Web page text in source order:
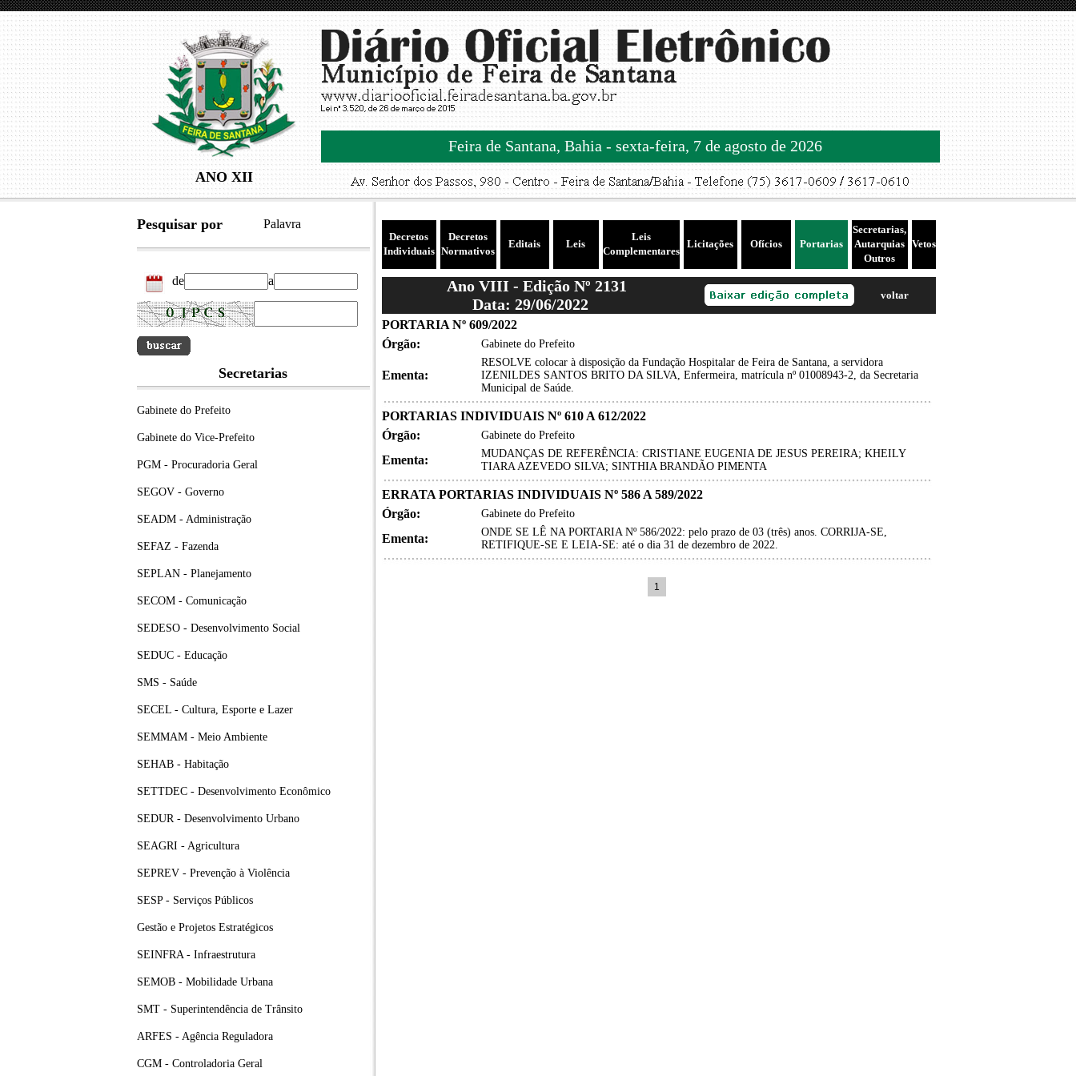
ANO XII
Feira de Santana, Bahia - sexta-feira, 7 de agosto de 2026
Pesquisar por Palavra
de a
Secretarias
Gabinete do Prefeito
Gabinete do Vice-Prefeito
PGM - Procuradoria Geral
SEGOV - Governo
SEADM - Administração
SEFAZ - Fazenda
SEPLAN - Planejamento
SECOM - Comunicação
SEDESO - Desenvolvimento Social
SEDUC - Educação
SMS - Saúde
SECEL - Cultura, Esporte e Lazer
SEMMAM - Meio Ambiente
SEHAB - Habitação
SETTDEC - Desenvolvimento Econômico
SEDUR - Desenvolvimento Urbano
SEAGRI - Agricultura
SEPREV - Prevenção à Violência
SESP - Serviços Públicos
Gestão e Projetos Estratégicos
SEINFRA - Infraestrutura
SEMOB - Mobilidade Urbana
SMT - Superintendência de Trânsito
ARFES - Agência Reguladora
CGM - Controladoria Geral
Decretos
Individuais
Decretos
Normativos
Editais Leis
Leis
Complementares
Licitações Ofícios Portarias
Secretarias,
Autarquias
Outros
Vetos
Ano VIII - Edição Nº 2131
Data: 29/06/2022
voltar
PORTARIA Nº 609/2022
Órgão:
Gabinete do Prefeito
Ementa:
RESOLVE colocar à disposição da Fundação Hospitalar de Feira de Santana, a servidora
IZENILDES SANTOS BRITO DA SILVA, Enfermeira, matrícula nº 01008943-2, da Secretaria
Municipal de Saúde.
PORTARIAS INDIVIDUAIS Nº 610 A 612/2022
Órgão:
Gabinete do Prefeito
Ementa:
MUDANÇAS DE REFERÊNCIA: CRISTIANE EUGENIA DE JESUS PEREIRA; KHEILY
TIARA AZEVEDO SILVA; SINTHIA BRANDÃO PIMENTA
ERRATA PORTARIAS INDIVIDUAIS Nº 586 A 589/2022
Órgão:
Gabinete do Prefeito
Ementa:
ONDE SE LÊ NA PORTARIA Nº 586/2022: pelo prazo de 03 (três) anos. CORRIJA-SE,
RETIFIQUE-SE E LEIA-SE: até o dia 31 de dezembro de 2022.
1